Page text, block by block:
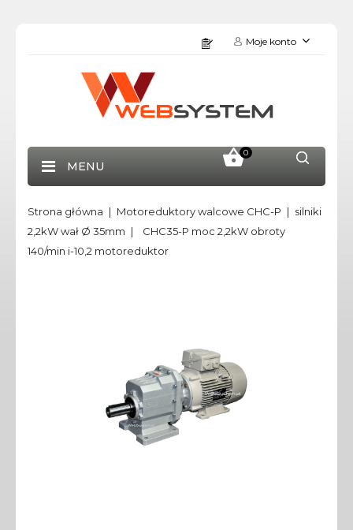
Moje konto
0
MENU
Strona główna Motoreduktory walcowe CHC-P
silniki
2,2kW wał Ø 35mm
CHC35-P moc 2,2kW obroty
140/min i-10,2 motoreduktor